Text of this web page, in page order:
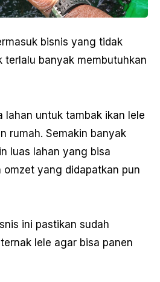
bisnis yang tidak
terlalu banyak membutuhkan
lahan untuk tambak ikan lele
rumah. Semakin banyak
luas lahan yang bisa
omzet yang didapatkan pun
ini pastikan sudah
lele agar bisa panen